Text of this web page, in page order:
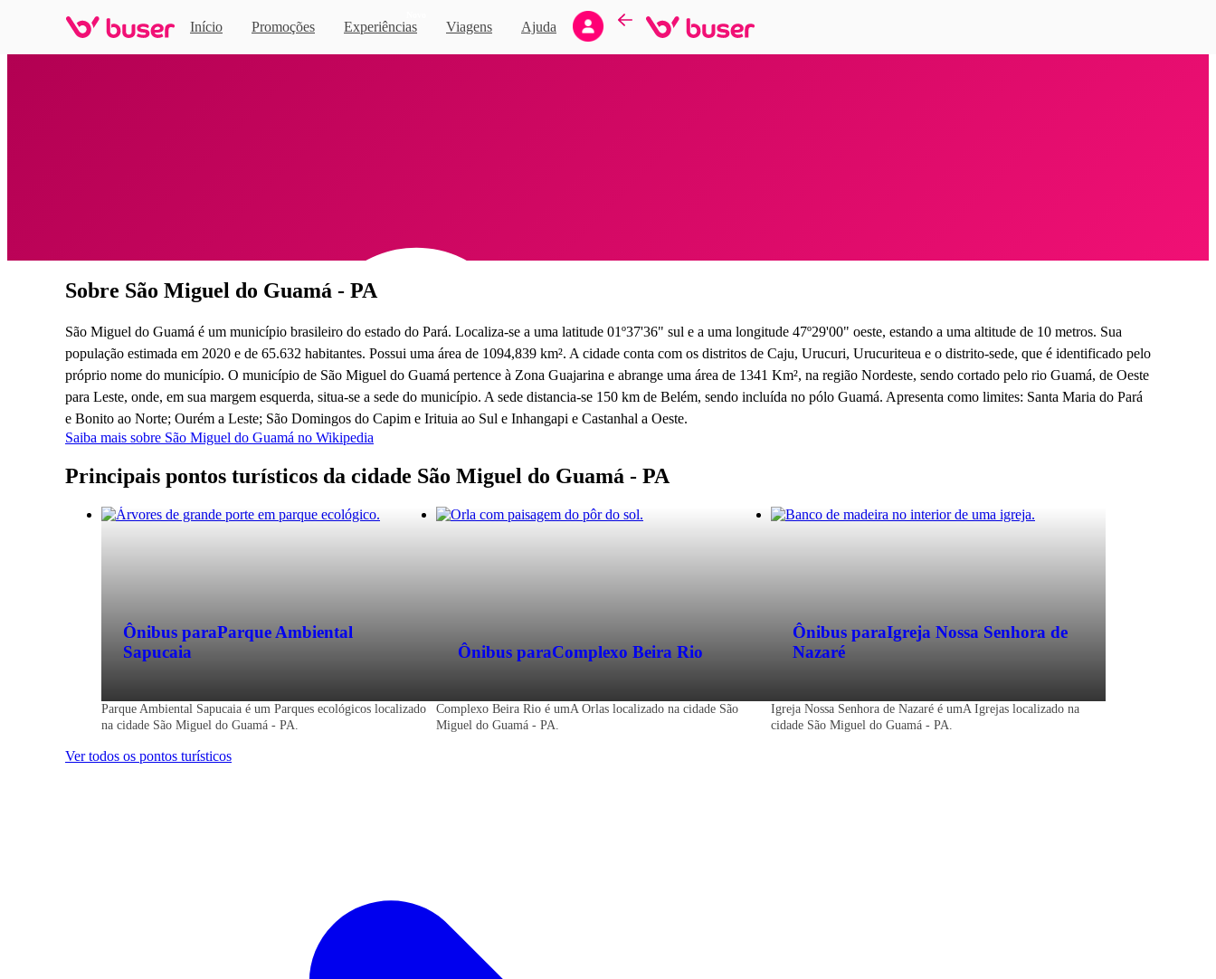
Início Promoções Experiências Viagens Ajuda
Home
Sobre São Miguel do Guamá - PA
São Miguel do Guamá é um município brasileiro do estado do Pará. Localiza-se a uma latitude 01º37'36" sul e a uma longitude 47º29'00" oeste, estando a uma altitude de 10 metros. Sua
população estimada em 2020 e de 65.632 habitantes. Possui uma área de 1094,839 km². A cidade conta com os distritos de Caju, Urucuri, Urucuriteua e o distrito-sede, que é identificado pelo
próprio nome do município. O município de São Miguel do Guamá pertence à Zona Guajarina e abrange uma área de 1341 Km², na região Nordeste, sendo cortado pelo rio Guamá, de Oeste
para Leste, onde, em sua margem esquerda, situa-se a sede do município. A sede distancia-se 150 km de Belém, sendo incluída no pólo Guamá. Apresenta como limites: Santa Maria do Pará
e Bonito ao Norte; Ourém a Leste; São Domingos do Capim e Irituia ao Sul e Inhangapi e Castanhal a Oeste.
Saiba mais sobre São Miguel do Guamá no Wikipedia
Principais pontos turísticos da cidade São Miguel do Guamá - PA
Ônibus paraParque Ambiental
Sapucaia
Parque Ambiental Sapucaia é um Parques ecológicos localizado
na cidade São Miguel do Guamá - PA.
Ônibus paraComplexo Beira Rio
Complexo Beira Rio é umA Orlas localizado na cidade São
Miguel do Guamá - PA.
Ônibus paraIgreja Nossa Senhora de
Nazaré
Igreja Nossa Senhora de Nazaré é umA Igrejas localizado na
cidade São Miguel do Guamá - PA.
Ver todos os pontos turísticos